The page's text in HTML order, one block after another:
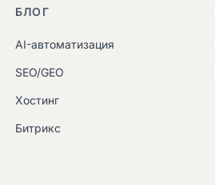
БЛОГ
AI-автоматизация
SEO/GEO
Хостинг
Битрикс